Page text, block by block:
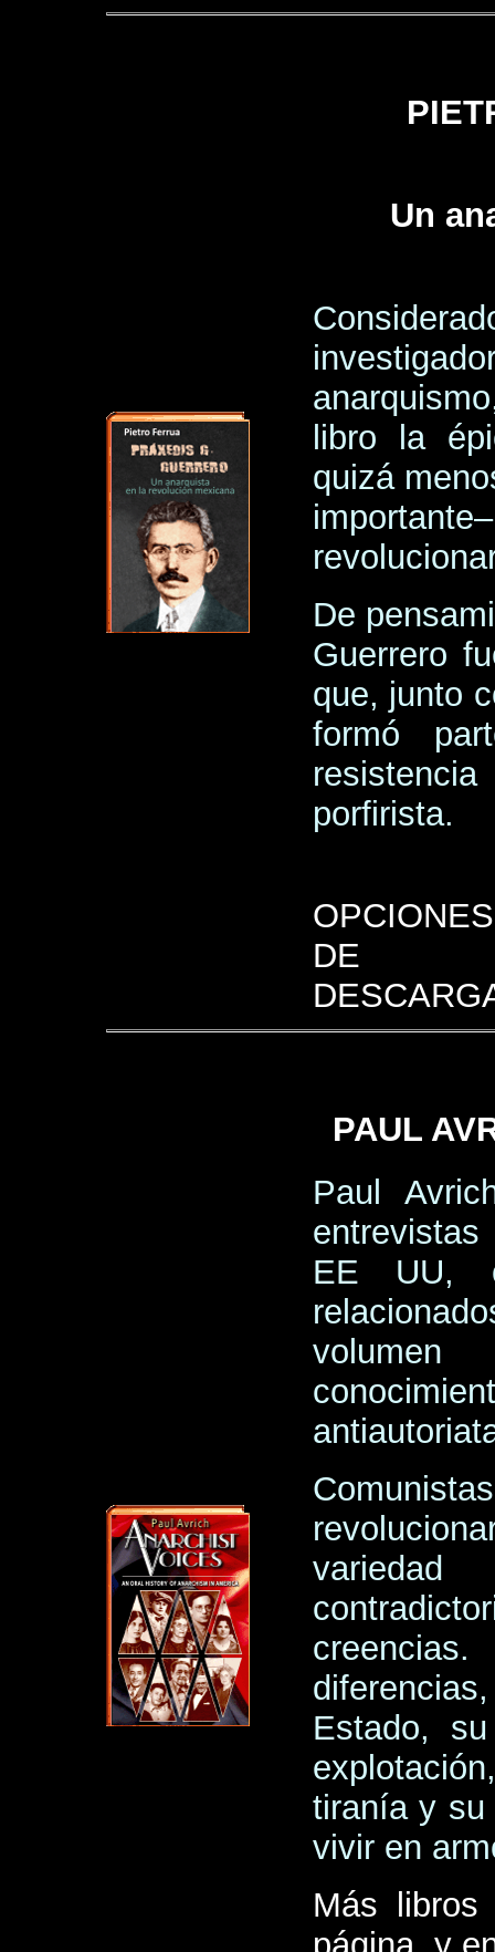
Un
libro la
quizá
De
Guerrero
que, junto
formó
porfirista.
OPCIONES
DE
PAUL
Paul
EE UU,
Estado,
tiranía y su
vivir en
Más